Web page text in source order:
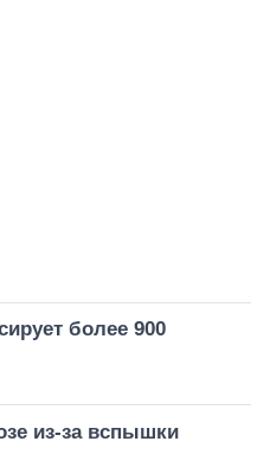
более 900
из-за вспышки